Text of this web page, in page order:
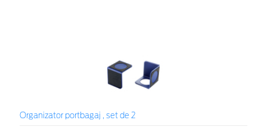
Organizator portbagaj , set de 2